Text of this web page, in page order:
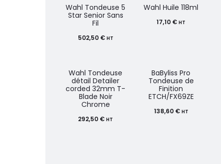
Wahl Tondeuse 5
Star Senior Sans
Fil
502,50 € HT
Wahl Huile 118ml
17,10 € HT
Wahl Tondeuse
détail Detailer
corded 32mm T-
Blade Noir
Chrome
292,50 € HT
BaByliss Pro
Tondeuse de
Finition
ETCH/FX69ZE
138,60 € HT